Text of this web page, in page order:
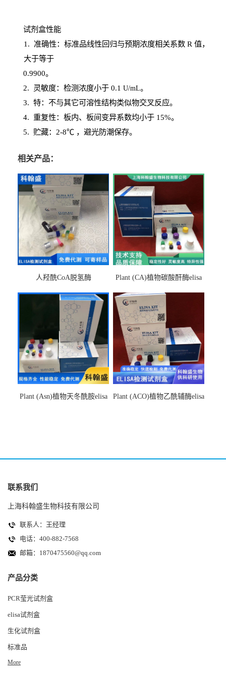
试剂盒性能
1 . 准确性：标准品线性回归与预期浓度相关系数 R 值，
大于等于
0.9900。
2. 灵敏度：检测浓度小于0.1 U/mL。
3. 特：不与其它可溶性结构类似物交叉反应。
4. 重复性：板内、板间变异系数均小于15%。
5. 贮藏：2-8℃ ，避光防潮保存。
相关产品：
人羟酰CoA脱氢酶
Plant (CA)植物碳酸酐酶elisa
Plant (Asn)植物天冬酰胺elisa
Plant (ACO)植物乙酰辅酶elisa
联系我们
上海科翰盛生物科技有限公司
联系人：王经理
电话：400-882-7568
邮箱： 1870475560@qq.com
产品分类
PCR莹光试剂盒
elisa试剂盒
生化试剂盒
标准品
More